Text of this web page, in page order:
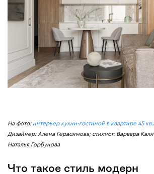
На фото: интерьер кухни-гостиной в квартире 45
Дизайнер: Алена Герасимова; стилист: Варвара
Наталья Горбунова
Что такое стиль модерн